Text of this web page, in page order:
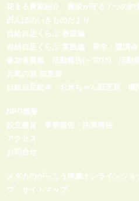
花まる農家紹介
農家が守る７つの約
田んぼのいきものだより
自給自足くらぶ 教室編
自給自足くらぶ 実践編
座学・講演会
参加者募集
活動報告(～2015)
活動
元氣の源 知恵袋
自給自足絵本
お米ちゃん紙芝居 機
NPO概要
設立趣旨
事業報告・決算報告
アクセス
お問合せ
メダカのがっこう推薦オンラインショ
プ
サイトマップ